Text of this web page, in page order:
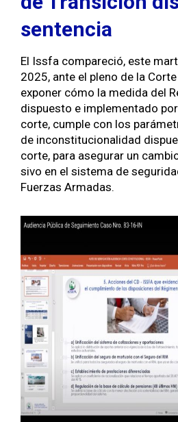
sentencia
El Iss­fa com­pare­ció, este
2025, ante el pleno de la
expon­er cómo la medi­da del
dis­puesto e imple­men­ta­do
corte, cumple con los
de incon­sti­tu­cional­i­dad
corte, para ase­gu­rar un
si­vo en el sis­tema de
Fuerzas Armadas.